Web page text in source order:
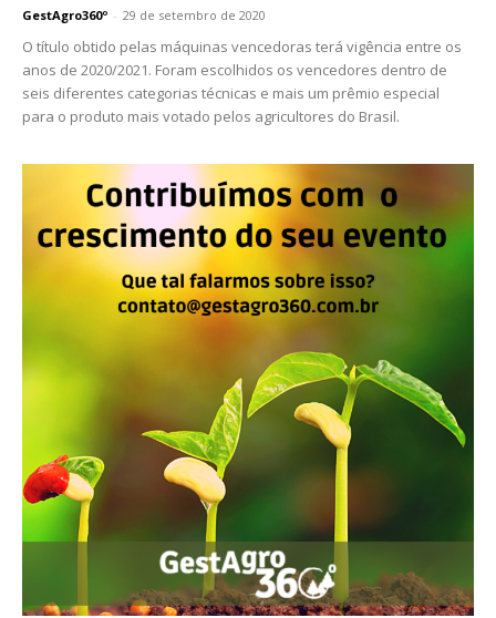
GestAgro360º - 29 de setembro de 2020
O título obtido pelas máquinas vencedoras terá vigência entre os
anos de 2020/2021. Foram escolhidos os vencedores dentro de
seis diferentes categorias técnicas e mais um prêmio especial
para o produto mais votado pelos agricultores do Brasil.